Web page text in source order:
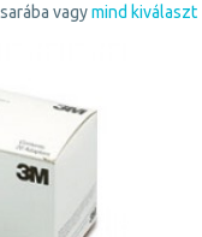
vagymind kiválaszt